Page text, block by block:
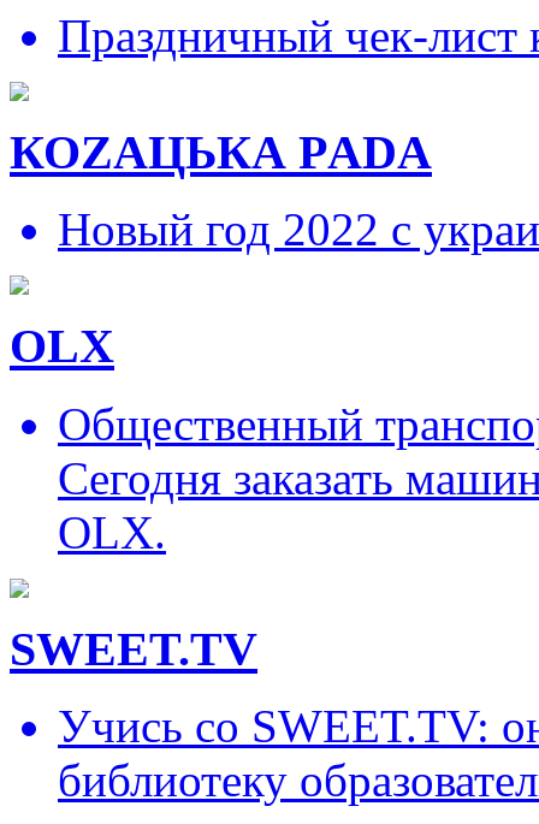
Праздничный чек-
КОZAЦЬКА РADA
Новый год 2022 с
OLX
Общественный
Сегодня заказать
OLX.
SWEET.TV
Учись со SWEET.TV:
библиотеку